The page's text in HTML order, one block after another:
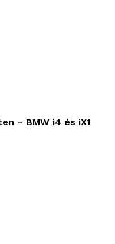
– BMW i4 és iX1